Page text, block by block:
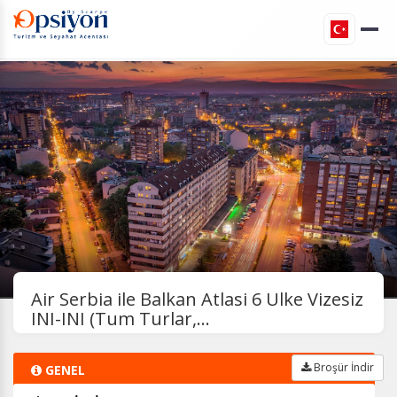
Air Serbia ile Balkan Atlasi 6 Ulke Vizesiz
INI-INI (Tum Turlar,...
GENEL
Broşür İndir